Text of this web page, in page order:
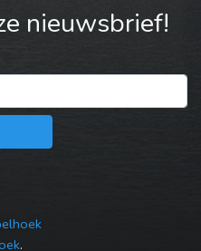
nieuwsbrief!
.